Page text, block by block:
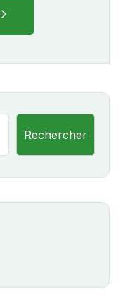
Rechercher